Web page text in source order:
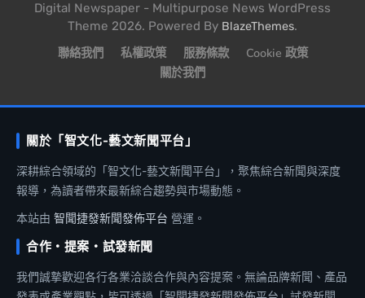
Digital Newspaper - Multipurpose News WordPress
Theme 2026. Powered By BlazeThemes.
聯絡我們 私權政策 服務條款
Cookie 政策
關於我們
關於「智文化-藝文新聞平台」
深耕綜合領域的「智文化-藝文新聞平台」，聚焦綜合新聞與深度
報導，為讀者帶來最新綜合趨勢與市場動態。
本站由 智聞捷發新聞發佈平台 營運。
合作・提案・試發新聞
我們誠摯歡迎各行各業洽談合作與內容提案。無論品牌新聞、產品